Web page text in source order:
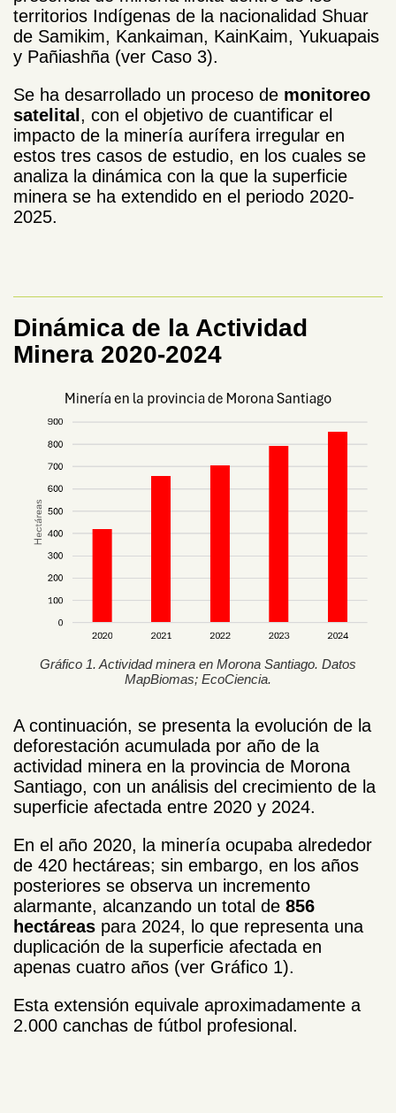
territorios Indígenas de la nacionalidad Shuar
de Samikim, Kankaiman, KainKaim, Yukuapais
y Pañiashña (ver Caso 3).
Se ha desarrollado un proceso de monitoreo
satelital, con el objetivo de cuantificar el
impacto de la minería aurífera irregular en
estos tres casos de estudio, en los cuales se
analiza la dinámica con la que la superficie
minera se ha extendido en el periodo 2020-
2025.
Dinámica de la Actividad
Minera 2020-2024
Gráfico 1. Actividad minera en Morona Santiago. Datos
MapBiomas; EcoCiencia.
A continuación, se presenta la evolución de la
deforestación acumulada por año de la
actividad minera en la provincia de Morona
Santiago, con un análisis del crecimiento de la
superficie afectada entre 2020 y 2024.
En el año 2020, la minería ocupaba alrededor
de 420 hectáreas; sin embargo, en los años
posteriores se observa un incremento
alarmante, alcanzando un total de 856
hectáreas para 2024, lo que representa una
duplicación de la superficie afectada en
apenas cuatro años (ver Gráfico 1).
Esta extensión equivale aproximadamente a
2.000 canchas de fútbol profesional.